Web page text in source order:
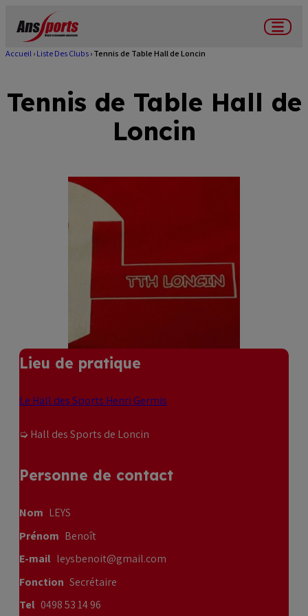
contenu
Menu
d'Ariane
Accueil Liste Des Clubs Tennis de Table Hall de Loncin
Tennis de Table Hall de
Loncin
Lieu de pratique
Le Hall des Sports Henri Germis
➭ Hall des Sports de Loncin
Personne de contact
Nom LEYS
Prénom Benoît
E-mail leysbenoit@gmail.com
Fonction Secrétaire
Tel 0498 53 14 96